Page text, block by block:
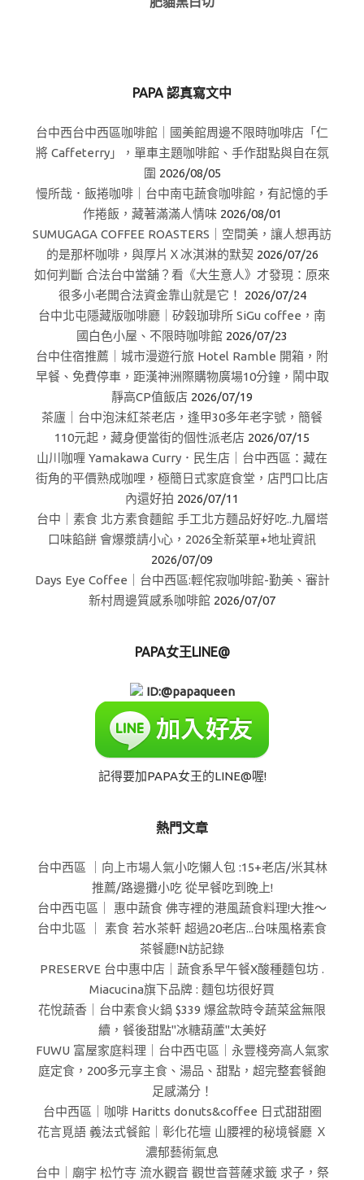
PAPA 認真寫文中
台中西台中西區咖啡館｜國美館周邊不限時咖啡店「仁
將 Caffeterry」，單車主題咖啡館、手作甜點與自在氛
圍 2026/08/05
慢所哉．飯捲咖啡｜台中南屯蔬食咖啡館，有記憶的手
作捲飯，藏著滿滿人情味 2026/08/01
SUMUGAGA COFFEE ROASTERS｜空間美，讓人想再訪
的是那杯咖啡，與厚片Ｘ冰淇淋的默契 2026/07/26
如何判斷 合法台中當舖？看《大生意人》才發現：原來
很多小老闆合法資金靠山就是它！
2026/07/24
台中北屯隱藏版咖啡廳｜矽穀珈琲所 SiGu coffee，南
國白色小屋、不限時咖啡館 2026/07/23
台中住宿推薦｜城市漫遊行旅 Hotel Ramble 開箱，附
早餐、免費停車，距漢神洲際購物廣場10分鐘，鬧中取
靜高CP值飯店 2026/07/19
茶廬｜台中泡沫紅茶老店，逢甲30多年老字號，簡餐
110元起，藏身便當街的個性派老店 2026/07/15
山川咖喱 Yamakawa Curry．民生店｜台中西區：藏在
街角的平價熟成咖哩，極簡日式家庭食堂，店門口比店
內還好拍 2026/07/11
台中｜素食 北方素食麵館 手工北方麵品好好吃..九層塔
口味餡餅 會爆漿請小心，2026全新菜單+地址資訊
2026/07/09
Days Eye Coffee｜台中西區:輕侘寂咖啡館-勤美、審計
新村周邊質感系咖啡館 2026/07/07
PAPA女王LINE@
ID:@papaqueen
記得要加PAPA女王的LINE@喔!
熱門文章
台中西區 ｜向上市場人氣小吃懶人包 :15+老店/米其林
推薦/路邊攤小吃 從早餐吃到晚上!
台中西屯區｜ 惠中蔬食 佛寺裡的港風蔬食料理!大推～
台中北區 ｜ 素食 若水茶軒 超過20老店...台味風格素食
茶餐廳!N訪記錄
PRESERVE 台中惠中店｜蔬食系早午餐X酸種麵包坊 .
Miacucina旗下品牌 : 麵包坊很好買
花悅蔬香｜台中素食火鍋 $339 爆盆款時令蔬菜盆無限
續，餐後甜點"冰糖葫蘆"太美好
FUWU 富屋家庭料理｜台中西屯區｜永豐棧旁高人氣家
庭定食，200多元享主食、湯品、甜點，超完整套餐飽
足感滿分！
台中西區｜咖啡 Haritts donuts&coffee 日式甜甜圈
花言覓語 義法式餐館｜彰化花壇 山腰裡的秘境餐廳 Ｘ
濃郁藝術氣息
台中｜廟宇 松竹寺 流水觀音 觀世音菩薩求籤 求子，祭